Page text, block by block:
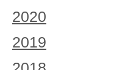
2020
2019